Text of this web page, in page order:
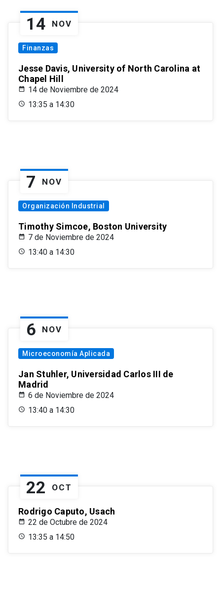
14 NOV
Finanzas
Jesse Davis, University of North Carolina at
Chapel Hill
14 de Noviembre de 2024
13:35 a 14:30
7 NOV
Organización Industrial
Timothy Simcoe, Boston University
7 de Noviembre de 2024
13:40 a 14:30
6 NOV
Microeconomía Aplicada
Jan Stuhler, Universidad Carlos III de
Madrid
6 de Noviembre de 2024
13:40 a 14:30
22 OCT
Rodrigo Caputo, Usach
22 de Octubre de 2024
13:35 a 14:50